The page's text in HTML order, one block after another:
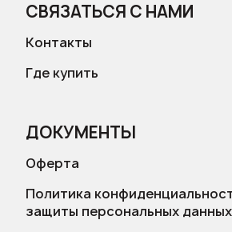
СВЯЗАТЬСЯ С НАМИ
Контакты
Где купить
ДОКУМЕНТЫ
Оферта
Политика
защиты персональных данных